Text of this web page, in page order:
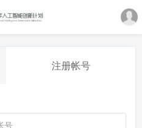
注册帐号